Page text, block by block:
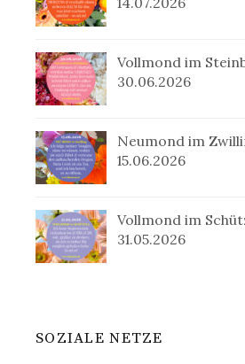
Vollmond im
30.06.2026
Neumond im
15.06.2026
Vollmond im
31.05.2026
SOZIALE NETZE